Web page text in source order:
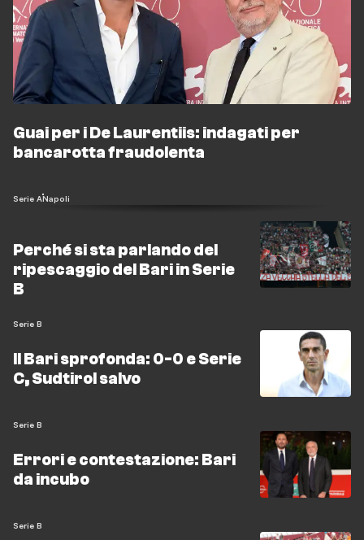
Guai per i De Laurentiis: indagati per
bancarotta fraudolenta
Serie ANapoli
Perché si sta parlando del
ripescaggio del Bari in Serie
B
Serie B
Il Bari sprofonda: 0-0 e Serie
C, Sudtirol salvo
Serie B
Errori e contestazione: Bari
da incubo
Serie B